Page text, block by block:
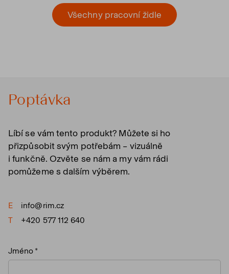
Všechny pracovní židle
Poptávka
Líbí se vám tento produkt? Můžete si ho
přizpůsobit svým potřebám – vizuálně
i funkčně. Ozvěte se nám a my vám rádi
pomůžeme s dalším výběrem.
E
info@rim.cz
T
+420 577 112 640
Jméno